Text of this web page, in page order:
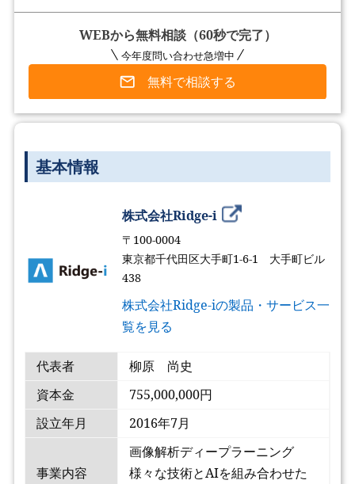
WEBから無料相談（60秒で完了）
今年度問い合わせ急増中
無料で相談する
基本情報
株式会社Ridge-i
〒100-0004
東京都千代田区大手町1-6-1 大手町ビル
438
株式会社Ridge-iの製品・サービス一
覧を見る
代表者
柳原 尚史
資本金
755,000,000円
設立年月
2016年7月
事業内容
画像解析ディープラーニング
様々な技術とAIを組み合わせた